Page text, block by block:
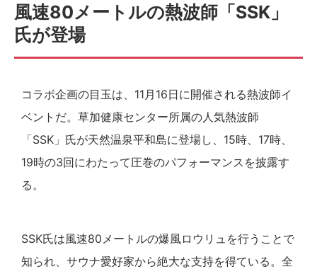
風速80メートルの熱波師「SSK」
氏が登場
コラボ企画の目玉は、11月16日に開催される熱波師イ
ベントだ。草加健康センター所属の人気熱波師
「SSK」氏が天然温泉平和島に登場し、15時、17時、
19時の3回にわたって圧巻のパフォーマンスを披露す
る。
SSK氏は風速80メートルの爆風ロウリュを行うことで
知られ、サウナ愛好家から絶大な支持を得ている。全